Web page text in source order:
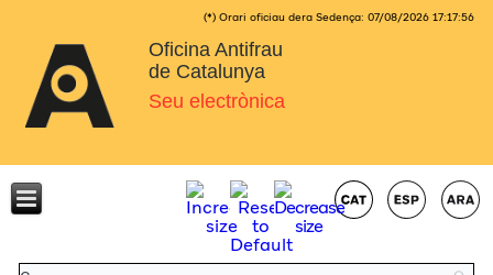
(*) Orari oficiau dera Sedença: 07/08/2026 17:17:56
Oficina Antifrau
de Catalunya
Seu electrònica